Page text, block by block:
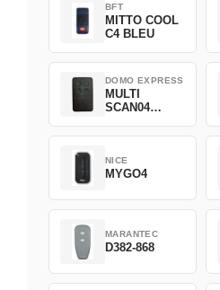
BFT
MITTO COOL
C4 BLEU
DOMO EXPRESS
MULTI
SCAN04
NICE
MYGO4
MARANTEC
D382-868